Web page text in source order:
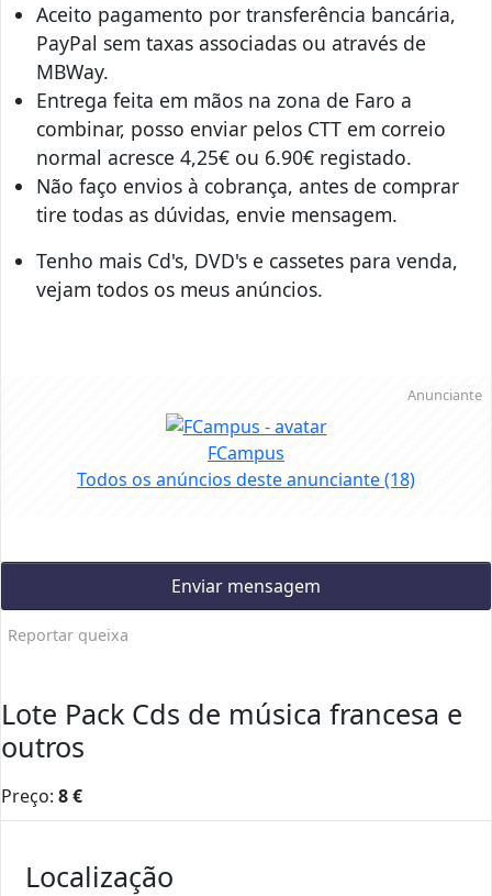
Aceito pagamento por transferência bancária,
PayPal sem taxas associadas ou através de
MBWay.
Entrega feita em mãos na zona de Faro a
combinar, posso enviar pelos CTT em correio
normal acresce 4,25€ ou 6.90€ registado.
Não faço envios à cobrança, antes de comprar
tire todas as dúvidas, envie mensagem.
Tenho mais Cd's, DVD's e cassetes para venda,
vejam todos os meus anúncios.
Anunciante
FCampus
Todos os anúncios deste anunciante(18)
Enviar mensagem
Reportar queixa
Lote Pack Cds de música francesa e
outros
Preço: 8€
Localização